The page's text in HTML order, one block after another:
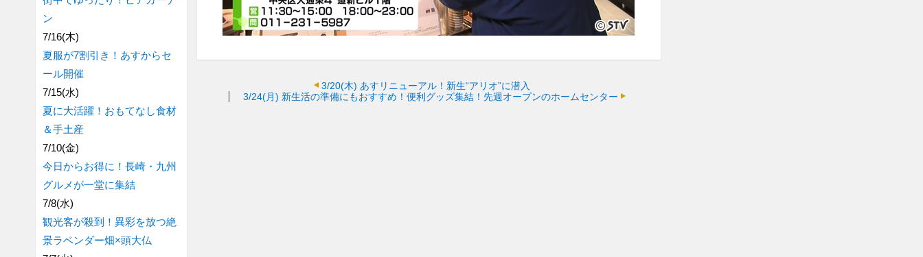
3/20(木) あすリニューアル！新生“アリオ”に潜入
3/24(月) 新生活の準備にもおすすめ！便利グッズ集結！先週オープンのホームセンター
ン
7/16(木)
夏服が7割引き！あすからセ
ール開催
7/15(水)
夏に大活躍！おもてなし食材
＆手土産
7/10(金)
今日からお得に！長崎・九州
グルメが一堂に集結
7/8(水)
観光客が殺到！異彩を放つ絶
景ラベンダー畑×頭大仏